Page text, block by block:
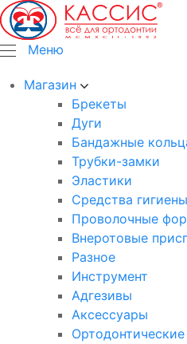
Меню
Магазин
Брекеты
Дуги
Бандажные
Трубки-замки
Эластики
Средства гигиены
Проволочные
Внеротовые
Разное
Инструмент
Адгезивы
Аксессуары